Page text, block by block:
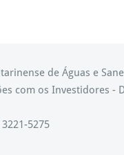
de Águas e
com os Investidores -
5275